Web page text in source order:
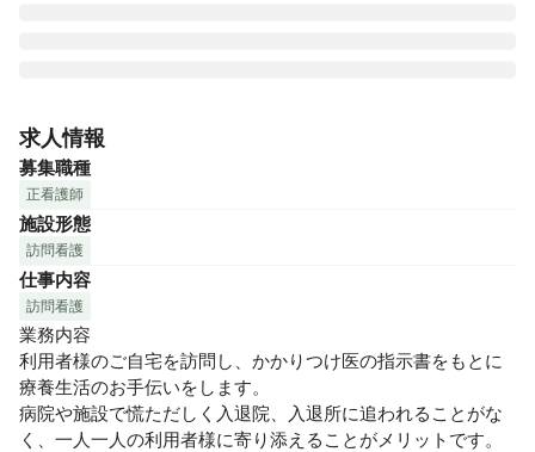
研修がありますが、就業後や休日の研修はありません！
【ささえの魅力】
・病院からの転職組は90％以上と多くの方が訪問看護未経験
でスタートしています。（在職中の方は入社日ご相談くださ
い）
・完全週休2日制／年間休日124日／夏期・年末年始休暇など
長期休暇もあります。
・産休育休制度の実績あり。取得して復帰した子育て中のス
タッフも在籍しています。希望があれば時短勤務や非常勤勤
務に勤務形態を変更することも相談できます。
・女性活躍推進企業 の「えるぼし」認定を取得しており、女
性が働きやすい環境作りに取り組んでいます。
求人情報
募集職種
正看護師
施設形態
訪問看護
仕事内容
訪問看護
業務内容
利用者様のご自宅を訪問し、かかりつけ医の指示書をもとに
療養生活のお手伝いをします。
病院や施設で慌ただしく入退院、入退所に追われることがな
く、一人一人の利用者様に寄り添えることがメリットです。